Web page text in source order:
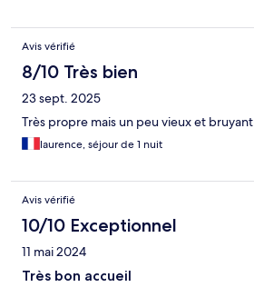
Avis vérifié
8/10 Très bien
23 sept. 2025
Très propre mais un peu vieux et bruyant
laurence, séjour de 1 nuit
Avis vérifié
10/10 Exceptionnel
11 mai 2024
Très bon accueil